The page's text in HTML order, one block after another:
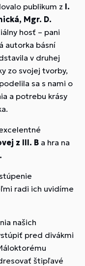
publikum z I.
Mgr. D.
hosť – pani
autorka básní
v druhej
zo svojej tvorby,
sa s nami o
a potrebu krásy
z III. B a hra na
radi ich uvidíme
našich
pred divákmi
štipľavé